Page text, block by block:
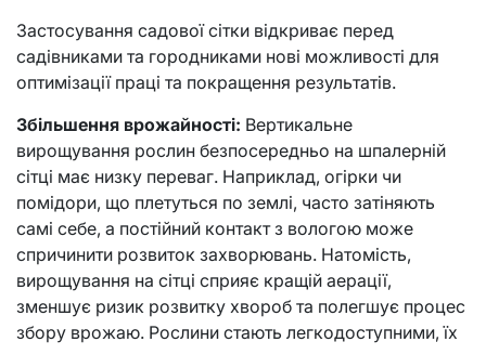
Застосування садової сітки відкриває перед
садівниками та городниками нові можливості для
оптимізації праці та покращення результатів.
Збільшення врожайності: Вертикальне
вирощування рослин безпосередньо на шпалерній
сітці має низку переваг. Наприклад, огірки чи
помідори, що плетуться по землі, часто затіняють
самі себе, а постійний контакт з вологою може
спричинити розвиток захворювань. Натомість,
вирощування на сітці сприяє кращій аерації,
зменшує ризик розвитку хвороб та полегшує процес
збору врожаю. Рослини стають легкодоступними, їх